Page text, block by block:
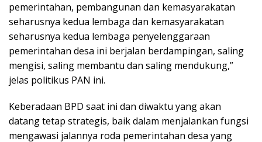
pemerintahan, pembangunan dan kemasyarakatan
seharusnya kedua lembaga dan kemasyarakatan
seharusnya kedua lembaga penyelenggaraan
pemerintahan desa ini berjalan berdampingan, saling
mengisi, saling membantu dan saling mendukung,”
jelas politikus PAN ini.
Keberadaan BPD saat ini dan diwaktu yang akan
datang tetap strategis, baik dalam menjalankan fungsi
mengawasi jalannya roda pemerintahan desa yang